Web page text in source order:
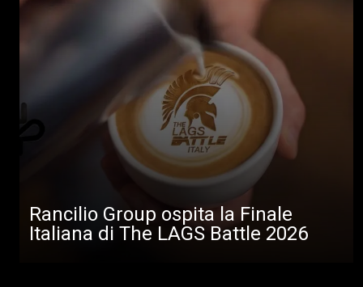
Rancilio Group ospita la Finale
Italiana di The LAGS Battle 2026